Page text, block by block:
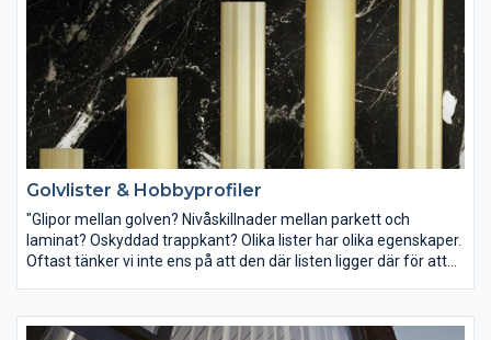
Golvlister & Hobbyprofiler
"Glipor mellan golven? Nivåskillnader mellan parkett och
laminat? Oskyddad trappkant? Olika lister har olika egenskaper.
Oftast tänker vi inte ens på att den där listen ligger där för att
på golvet, ja på hela rummet."